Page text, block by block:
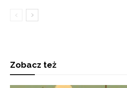
Zobacz też